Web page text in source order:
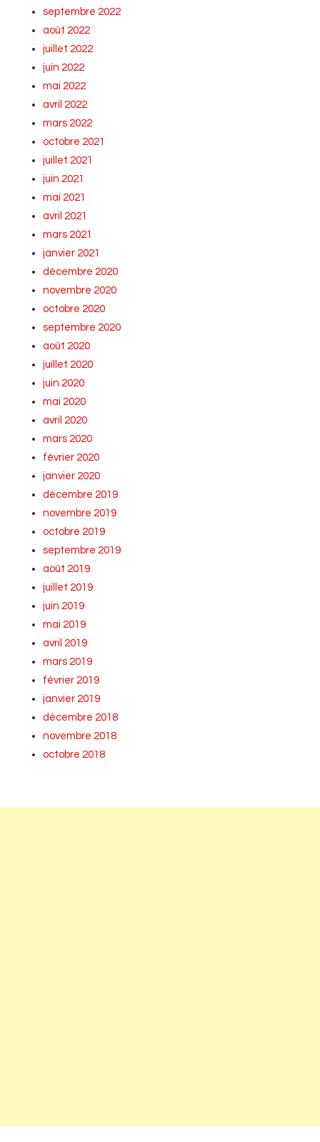
septembre 2022
août 2022
juillet 2022
juin 2022
mai 2022
avril 2022
mars 2022
octobre 2021
juillet 2021
juin 2021
mai 2021
avril 2021
mars 2021
janvier 2021
décembre 2020
novembre 2020
octobre 2020
septembre 2020
août 2020
juillet 2020
juin 2020
mai 2020
avril 2020
mars 2020
février 2020
janvier 2020
décembre 2019
novembre 2019
octobre 2019
septembre 2019
août 2019
juillet 2019
juin 2019
mai 2019
avril 2019
mars 2019
février 2019
janvier 2019
décembre 2018
novembre 2018
octobre 2018